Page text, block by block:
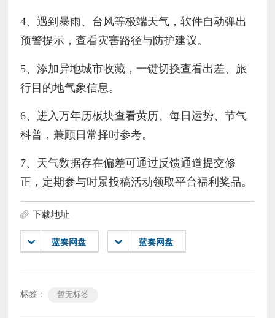
4、遇到暴雨、台风等极端天气，软件自动弹出
预警提示，查看灾害路径与防护建议。
5、添加异地城市收藏，一键切换查看出差、旅
行目的地气象信息。
6、进入万年历板块查看黄历、每日运势、节气
科普，兼顾日常择时参考。
7、天气数据存在偏差可通过反馈通道提交修
正，定期参与时景投稿活动领取平台福利奖品。
下载地址
蓝奏网盘 蓝奏网盘
标签： 暂无标签